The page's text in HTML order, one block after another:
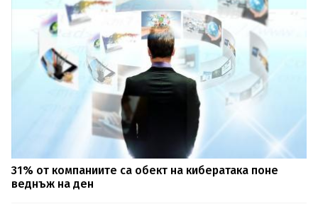
31% от компаниите са обект на кибератака поне
веднъж на ден